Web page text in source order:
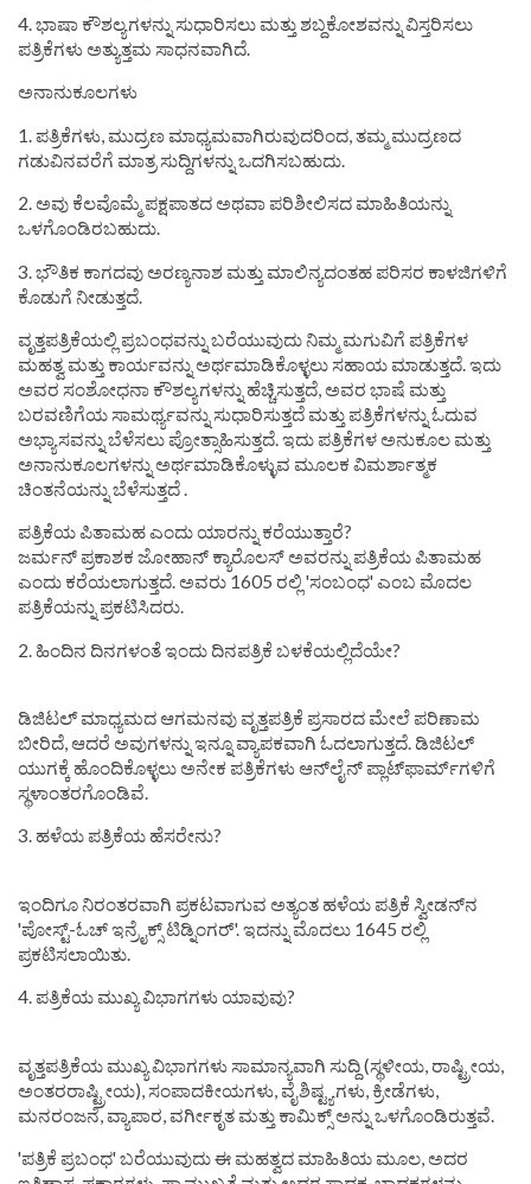
4. ಭಾಷಾ ಕೌಶಲ್ಯಗಳನ್ನು ಸುಧಾರಿಸಲು ಮತ್ತು ಶಬ್ದಕೋಶವನ್ನು ವಿಸ್ತರಿಸಲು
ಪತ್ರಿಕೆಗಳು ಅತ್ಯುತ್ತಮ ಸಾಧನವಾಗಿದೆ.
ಅನಾನುಕೂಲಗಳು
1. ಪತ್ರಿಕೆಗಳು, ಮುದ್ರಣ ಮಾಧ್ಯಮವಾಗಿರುವುದರಿಂದ, ತಮ್ಮ ಮುದ್ರಣದ
ಗಡುವಿನವರೆಗೆ ಮಾತ್ರ ಸುದ್ದಿಗಳನ್ನು ಒದಗಿಸಬಹುದು.
2. ಅವು ಕೆಲವೊಮ್ಮೆ ಪಕ್ಷಪಾತದ ಅಥವಾ ಪರಿಶೀಲಿಸದ ಮಾಹಿತಿಯನ್ನು
ಒಳಗೊಂಡಿರಬಹುದು.
3. ಭೌತಿಕ ಕಾಗದವು ಅರಣ್ಯನಾಶ ಮತ್ತು ಮಾಲಿನ್ಯದಂತಹ ಪರಿಸರ ಕಾಳಜಿಗಳಿಗೆ
ಕೊಡುಗೆ ನೀಡುತ್ತದೆ.
ವೃತ್ತಪತ್ರಿಕೆಯಲ್ಲಿ ಪ್ರಬಂಧವನ್ನು ಬರೆಯುವುದು ನಿಮ್ಮ ಮಗುವಿಗೆ ಪತ್ರಿಕೆಗಳ
ಮಹತ್ವ ಮತ್ತು ಕಾರ್ಯವನ್ನು ಅರ್ಥಮಾಡಿಕೊಳ್ಳಲು ಸಹಾಯ ಮಾಡುತ್ತದೆ. ಇದು
ಅವರ ಸಂಶೋಧನಾ ಕೌಶಲ್ಯಗಳನ್ನು ಹೆಚ್ಚಿಸುತ್ತದೆ, ಅವರ ಭಾಷೆ ಮತ್ತು
ಬರವಣಿಗೆಯ ಸಾಮರ್ಥ್ಯವನ್ನು ಸುಧಾರಿಸುತ್ತದೆ ಮತ್ತು ಪತ್ರಿಕೆಗಳನ್ನು ಓದುವ
ಅಭ್ಯಾಸವನ್ನು ಬೆಳೆಸಲು ಪ್ರೋತ್ಸಾಹಿಸುತ್ತದೆ. ಇದು ಪತ್ರಿಕೆಗಳ ಅನುಕೂಲ ಮತ್ತು
ಅನಾನುಕೂಲಗಳನ್ನು ಅರ್ಥಮಾಡಿಕೊಳ್ಳುವ ಮೂಲಕ ವಿಮರ್ಶಾತ್ಮಕ
ಚಿಂತನೆಯನ್ನು ಬೆಳೆಸುತ್ತದೆ .
ಪತ್ರಿಕೆಯ ಪಿತಾಮಹ ಎಂದು ಯಾರನ್ನು ಕರೆಯುತ್ತಾರೆ?
ಜರ್ಮನ್ ಪ್ರಕಾಶಕ ಜೋಹಾನ್ ಕ್ಯಾರೊಲಸ್ ಅವರನ್ನು ಪತ್ರಿಕೆಯ ಪಿತಾಮಹ
ಎಂದು ಕರೆಯಲಾಗುತ್ತದೆ. ಅವರು 1605 ರಲ್ಲಿ 'ಸಂಬಂಧ' ಎಂಬ ಮೊದಲ
ಪತ್ರಿಕೆಯನ್ನು ಪ್ರಕಟಿಸಿದರು.
2. ಹಿಂದಿನ ದಿನಗಳಂತೆ ಇಂದು ದಿನಪತ್ರಿಕೆ ಬಳಕೆಯಲ್ಲಿದೆಯೇ?
ಡಿಜಿಟಲ್ ಮಾಧ್ಯಮದ ಆಗಮನವು ವೃತ್ತಪತ್ರಿಕೆ ಪ್ರಸಾರದ ಮೇಲೆ ಪರಿಣಾಮ
ಬೀರಿದೆ, ಆದರೆ ಅವುಗಳನ್ನು ಇನ್ನೂ ವ್ಯಾಪಕವಾಗಿ ಓದಲಾಗುತ್ತದೆ. ಡಿಜಿಟಲ್
ಯುಗಕ್ಕೆ ಹೊಂದಿಕೊಳ್ಳಲು ಅನೇಕ ಪತ್ರಿಕೆಗಳು ಆನ್‌ಲೈನ್ ಪ್ಲಾಟ್‌ಫಾರ್ಮ್‌ಗಳಿಗೆ
ಸ್ಥಳಾಂತರಗೊಂಡಿವೆ.
3. ಹಳೆಯ ಪತ್ರಿಕೆಯ ಹೆಸರೇನು?
ಇಂದಿಗೂ ನಿರಂತರವಾಗಿ ಪ್ರಕಟವಾಗುವ ಅತ್ಯಂತ ಹಳೆಯ ಪತ್ರಿಕೆ ಸ್ವೀಡನ್‌ನ
'ಪೋಸ್ಟ್-ಓಚ್ ಇನ್ರೈಕ್ಸ್ ಟಿಡ್ನಿಂಗರ್'. ಇದನ್ನು ಮೊದಲು 1645 ರಲ್ಲಿ
ಪ್ರಕಟಿಸಲಾಯಿತು.
4. ಪತ್ರಿಕೆಯ ಮುಖ್ಯ ವಿಭಾಗಗಳು ಯಾವುವು?
ವೃತ್ತಪತ್ರಿಕೆಯ ಮುಖ್ಯ ವಿಭಾಗಗಳು ಸಾಮಾನ್ಯವಾಗಿ ಸುದ್ದಿ (ಸ್ಥಳೀಯ, ರಾಷ್ಟ್ರೀಯ,
ಅಂತರರಾಷ್ಟ್ರೀಯ), ಸಂಪಾದಕೀಯಗಳು, ವೈಶಿಷ್ಟ್ಯಗಳು, ಕ್ರೀಡೆಗಳು,
ಮನರಂಜನೆ, ವ್ಯಾಪಾರ, ವರ್ಗೀಕೃತ ಮತ್ತು ಕಾಮಿಕ್ಸ್ ಅನ್ನು ಒಳಗೊಂಡಿರುತ್ತವೆ.
'ಪತ್ರಿಕೆ ಪ್ರಬಂಧ' ಬರೆಯುವುದು ಈ ಮಹತ್ವದ ಮಾಹಿತಿಯ ಮೂಲ, ಅದರ